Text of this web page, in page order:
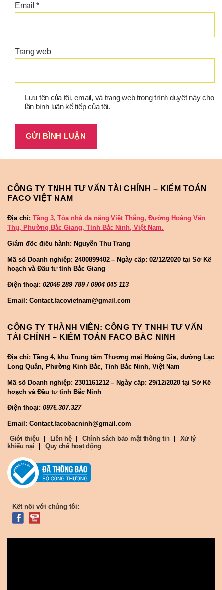
Email*
Trang web
Lưu tên của tôi, email, và trang web trong trình duyệt này cho
lần bình luận kế tiếp của tôi.
CÔNG TY TNHH TƯ VẤN TÀI CHÍNH – KIỂM TOÁN
FACO VIỆT NAM
Địa chỉ: Tầng 3, Tòa nhà đa năng Việt Thắng, Đường Hoàng Văn
Thụ, Phường Bắc Giang, Tỉnh Bắc Ninh, Việt Nam.
Giám đốc điều hành: Nguyễn Thu Trang
Mã số Doanh nghiệp: 2400899402 – Ngày cấp: 02/12/2020 tại Sở Kế
hoạch và Đầu tư tỉnh Bắc Giang
Điện thoại: 02046 289 789 / 0904 045 113
Email: Contact.facovietnam@gmail.com
CÔNG TY THÀNH VIÊN: CÔNG TY TNHH TƯ VẤN
TÀI CHÍNH – KIỂM TOÁN FACO BẮC NINH
Địa chỉ: Tầng 4, khu Trung tâm Thương mại Hoàng Gia, đường Lạc
Long Quân, Phường Kinh Bắc, Tỉnh Bắc Ninh, Việt Nam
Mã số Doanh nghiệp: 2301161212 – Ngày cấp: 29/12/2020 tại Sở Kế
hoạch và Đầu tư tỉnh Bắc Ninh
Điện thoại: 0976.307.327
Email: Contact.facobacninh@gmail.com
Giới thiệu
Liên hệ Chính sách bảo mật thông tin
Xử lý
khiếu nại
Quy chế hoạt động
Kết nối với chúng tôi: